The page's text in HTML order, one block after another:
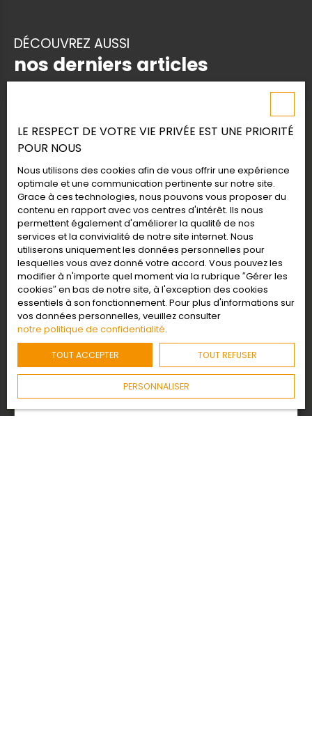
DÉCOUVREZ AUSSI
nos derniers articles
Les étapes d'une vente immobilière
Découvrez toutes les étapes d'une vente
immobilière : estimation, diagnostics, visites,
compromis, signature chez le notaire… Nos
conseils pour vendre votre bien sereinement.
LE RESPECT DE VOTRE VIE PRIVÉE EST UNE PRIORITÉ
POUR NOUS
Nous utilisons des cookies afin de vous offrir une expérience
optimale et une communication pertinente sur notre site.
Grace à ces technologies, nous pouvons vous proposer du
contenu en rapport avec vos centres d'intérêt. Ils nous
permettent également d'améliorer la qualité de nos
services et la convivialité de notre site internet. Nous
utiliserons uniquement les données personnelles pour
lesquelles vous avez donné votre accord. Vous pouvez les
modifier à n'importe quel moment via la rubrique ″Gérer les
cookies″ en bas de notre site, à l'exception des cookies
essentiels à son fonctionnement. Pour plus d'informations sur
vos données personnelles, veuillez consulter
notre politique de confidentialité.
TOUT ACCEPTER TOUT REFUSER
PERSONNALISER